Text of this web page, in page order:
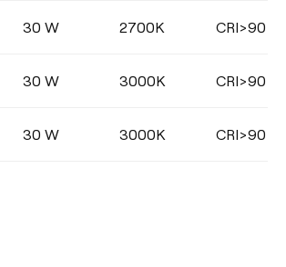
30 W 2700K CRI>90
30 W 3000K CRI>90
30 W 3000K CRI>90